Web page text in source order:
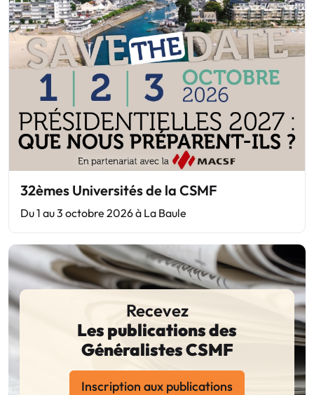
32èmes Universités de la CSMF
Du 1 au 3 octobre 2026 à La Baule
Recevez
Les publications des
Généralistes CSMF
Inscription aux publications